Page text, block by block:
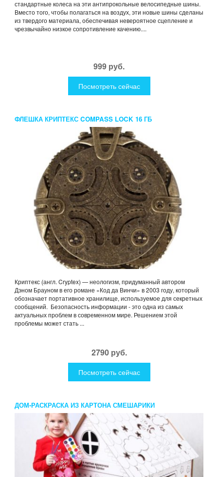
стандартные колеса на эти антипрокольные велосипедные шины.
Вместо того, чтобы полагаться на воздух, эти новые шины сделаны
из твердого материала, обеспечивая невероятное сцепление и
чрезвычайно низкое сопротивление качению....
999 руб.
Посмотреть сейчас
ФЛЕШКА КРИПТЕКС COMPASS LOCK 16 ГБ
Криптекс (англ. Cryptex) — неологизм, придуманный автором
Дэном Брауном в его романе «Код да Винчи» в 2003 году, который
обозначает портативное хранилище, используемое для секретных
сообщений. Безопасность информации - это одна из самых
актуальных проблем в современном мире. Решением этой
проблемы может стать ...
2790 руб.
Посмотреть сейчас
ДОМ-РАСКРАСКА ИЗ КАРТОНА СМЕШАРИКИ